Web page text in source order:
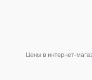
Цены в интернет-